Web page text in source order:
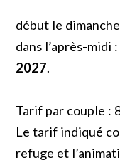
début le
dans l’après-midi :
2027.
Tarif par couple :
Le tarif indiqué
refuge et